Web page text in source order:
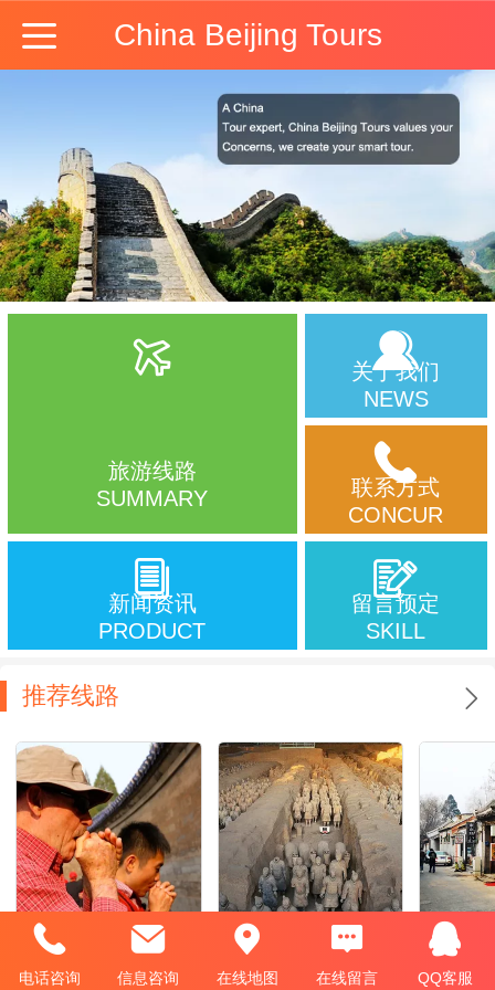
China Beijing Tours
旅游线路
SUMMARY
关于我们
NEWS
联系方式
CONCUR
新闻资讯
PRODUCT
留言预定
SKILL
推荐线路
Private One-Day Walking TourTerra-Cotta Warriors
电话咨询 信息咨询 在线地图 在线留言 QQ客服